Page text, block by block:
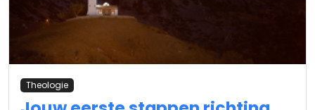
Theologie